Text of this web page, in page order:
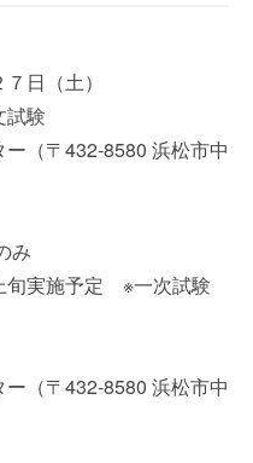
日（土）
験
（〒432-8580 浜松市中
み
旬実施予定 ※一次試験
（〒432-8580 浜松市中